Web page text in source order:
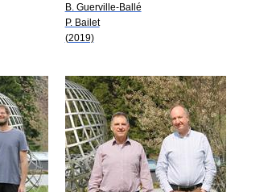
B. Guerville-Ballé
P. Bailet
(2019)